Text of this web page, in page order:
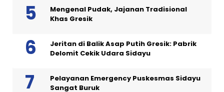
Mengenal Pudak, Jajanan Tradisional
Khas Gresik
Jeritan di Balik Asap Putih Gresik: Pabrik
Delomit Cekik Udara Sidayu
Pelayanan Emergency Puskesmas Sidayu
Sangat Buruk